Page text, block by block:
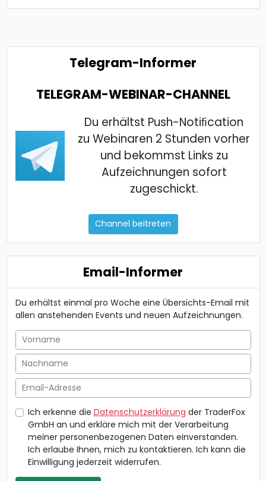
Telegram-Informer
TELEGRAM-WEBINAR-CHANNEL
Du erhältst Push-Notiﬁcation
zu Webinaren 2 Stunden vorher
und bekommst Links zu
Aufzeichnungen sofort
zugeschickt.
Channel beitreten
Email-Informer
Du erhältst einmal pro Woche eine Übersichts-Email mit
allen anstehenden Events und neuen Aufzeichnungen.
Vorname
Nachname
Email-Adresse
Ich erkenne die Datenschutzerklärung der TraderFox
GmbH an und erkläre mich mit der Verarbeitung
meiner personenbezogenen Daten einverstanden.
Ich erlaube Ihnen, mich zu kontaktieren. Ich kann die
Einwilligung jederzeit widerrufen.